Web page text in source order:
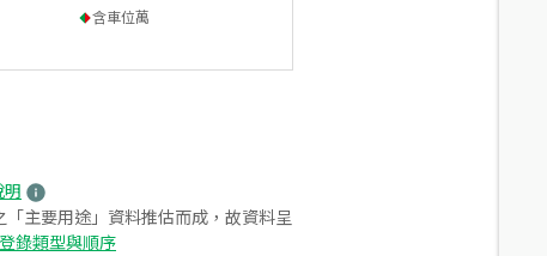
含車位萬
明
主要用途」資料推估而成，故資料呈
錄類型與順序